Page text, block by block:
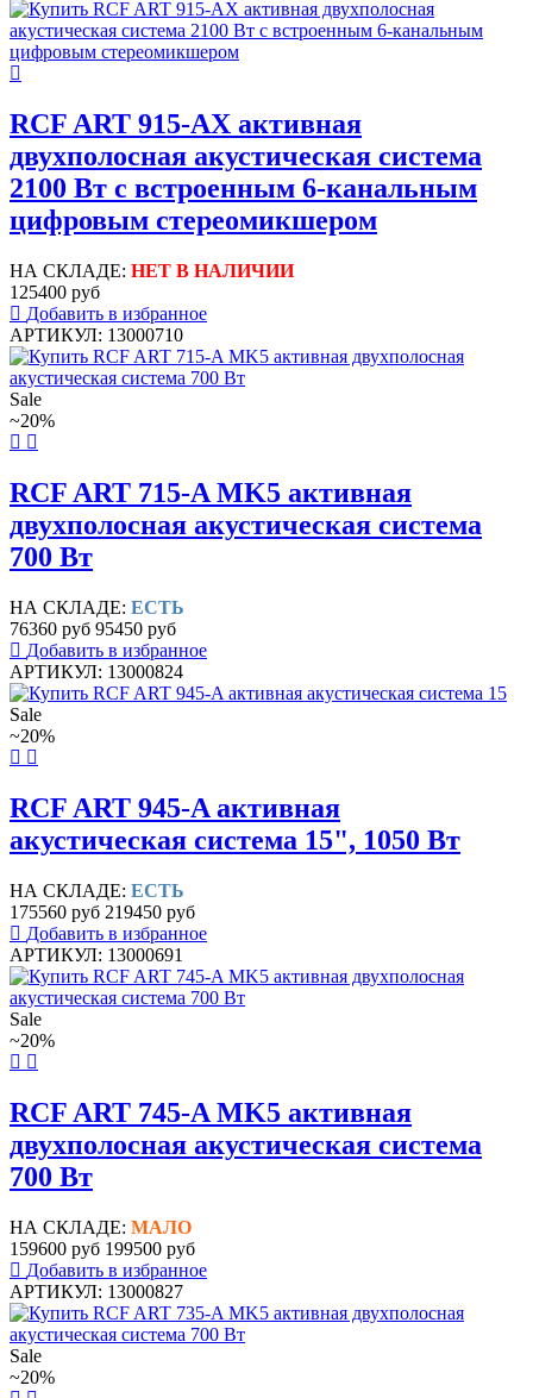
RCF ART 915-AX активная
двухполосная акустическая система
2100 Вт с встроенным 6-канальным
цифровым стереомикшером
НА СКЛАДЕ: НЕТ В НАЛИЧИИ
125400 руб
Добавить в избранное
АРТИКУЛ: 13000710
Sale
~20%
RCF ART 715-A MK5 активная
двухполосная акустическая система
700 Вт
НА СКЛАДЕ: ЕСТЬ
76360 руб 95450 руб
Добавить в избранное
АРТИКУЛ: 13000824
Sale
~20%
RCF ART 945-A активная
акустическая система 15", 1050 Вт
НА СКЛАДЕ: ЕСТЬ
175560 руб 219450 руб
Добавить в избранное
АРТИКУЛ: 13000691
Sale
~20%
RCF ART 745-A MK5 активная
двухполосная акустическая система
700 Вт
НА СКЛАДЕ: МАЛО
159600 руб 199500 руб
Добавить в избранное
АРТИКУЛ: 13000827
Sale
~20%